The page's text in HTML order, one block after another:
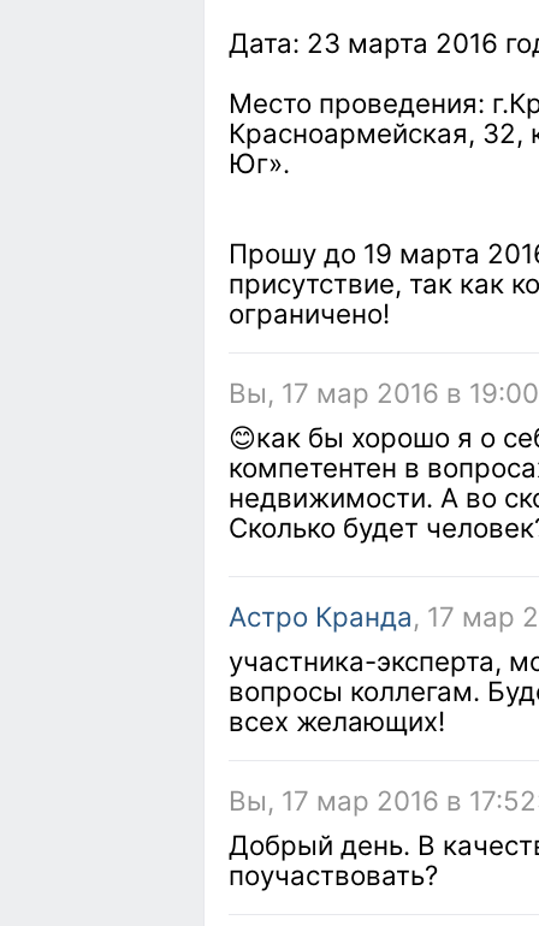
Дата: 23 марта 2016
Место проведения:
Красноармейская, 32,
Юг».
Прошу до 19 марта
присутствие, так как
ограничено!
Вы, 17 мар 2016 в
😊как бы хорошо я о
компетентен в
недвижимости. А во
Сколько будет
Астро Кранда, 17 мар
участника-эксперта,
вопросы коллегам.
всех желающих!
Вы, 17 мар 2016 в
Добрый день. В
поучаствовать?